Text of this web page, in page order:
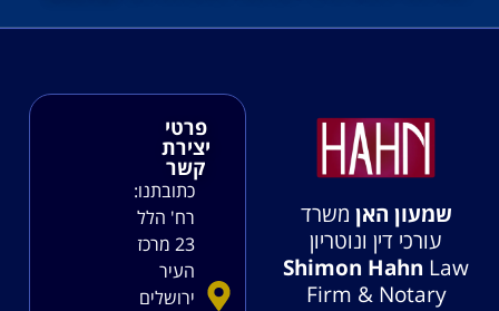
שמעון האן משרד
עורכי דין ונוטריון
Shimon Hahn Law
Firm & Notary
פרטי
יצירת
קשר
כתובתנו:
רח' הלל
23 מרכז
העיר
ירושלים